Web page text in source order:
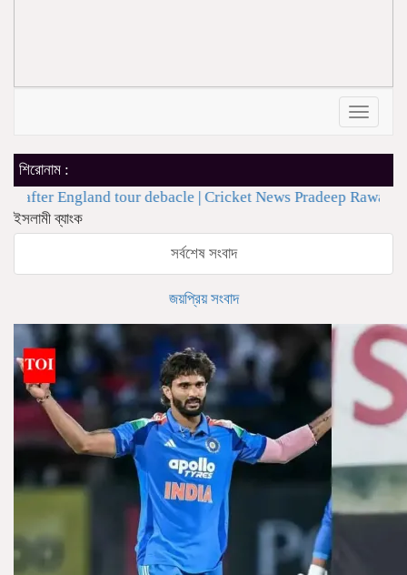
Toggle
শিরোনাম :
tour debacle | Cricket News Pradeep Rawat’s Death:
ইসলামী ব্যাংক
সর্বশেষ সংবাদ
জয়প্রিয় সংবাদ